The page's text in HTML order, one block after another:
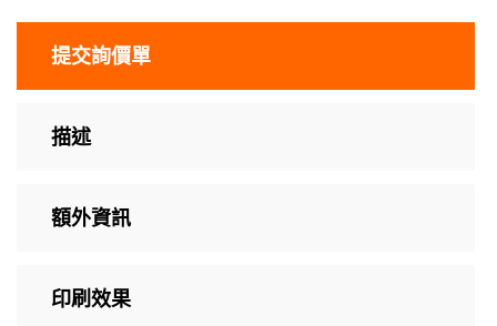
提交詢價單
描述
額外資訊
印刷效果